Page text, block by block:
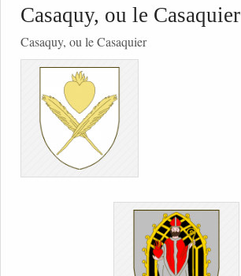
Casaquy, ou le Casaquier
Casaquy, ou le Casaquier